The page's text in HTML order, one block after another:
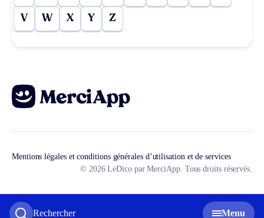
Rechercher Menu
V W X Y Z
Mentions légales et conditions générales d’utilisation et de services
© 2026 LeDico par MerciApp. Tous droits réservés.